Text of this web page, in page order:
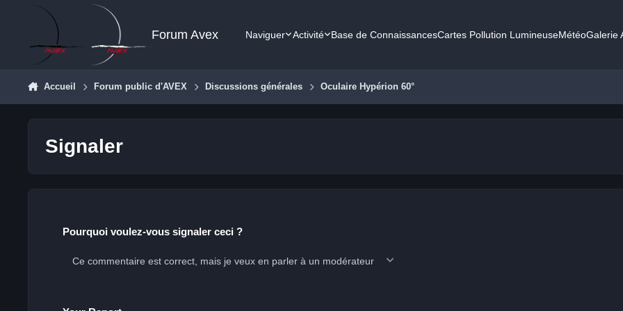
Aller au contenu
Forum Avex Naviguer Activité Base de ConnaissancesCartes Pollution LumineuseMétéoGalerie
Accueil Forum public d'AVEX Discussions générales Oculaire Hypérion 60°
Signaler
Pourquoi voulez-vous signaler ceci ?